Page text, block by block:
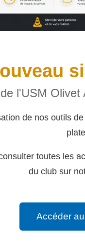
l'USM
de nos outils
toutes les
du club sur
Accéder